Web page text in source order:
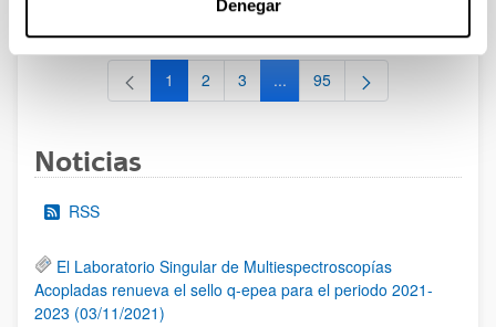
Denegar
al 30/07/2026 (ambos incluídos)
Página
1 Página
2 Página
3 ...Páginas intermedias Use TAB
Página
95
Noticias
RSS
El Laboratorio Singular de Multiespectroscopías
Acopladas renueva el sello q-epea para el periodo 2021-
2023 (03/11/2021)